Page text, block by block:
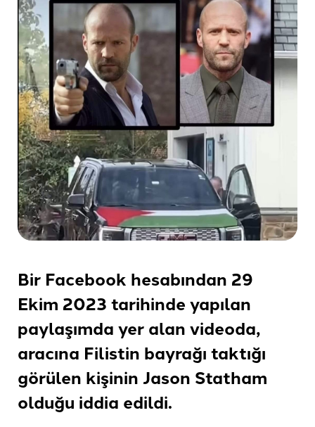
Bir Facebook hesabından 29
Ekim 2023 tarihinde yapılan
paylaşımda yer alan videoda,
aracına Filistin bayrağı taktığı
görülen kişinin Jason Statham
olduğu iddia edildi.